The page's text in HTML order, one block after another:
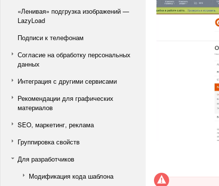
«Ленивая» подгрузка изображений —
LazyLoad
Подписи к телефонам
Согласие на обработку персональных
данных
Интеграция с другими сервисами
Рекомендации для графических
материалов
SEO, маркетинг, реклама
Группировка свойств
Для разработчиков
Модификация кода шаблона